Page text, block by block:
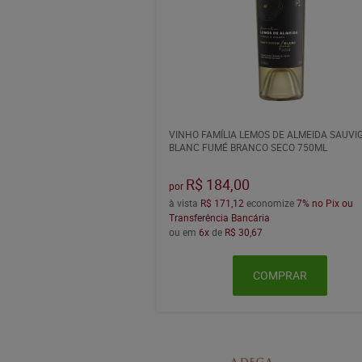
VINHO FAMÍLIA LEMOS DE ALMEIDA
BLANC FUMÉ BRANCO SECO 750ML
por R$ 184,00
à vista R$ 171,12 economize7% no Pix ou
Transferência Bancária
ou em 6xde R$ 30,67
COMPRAR